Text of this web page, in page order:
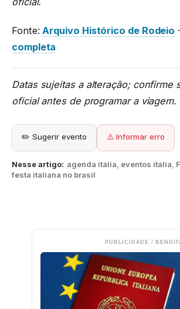
Fonte:Arquivo Histórico de Rodeio ·
completa
Datas sujeitas a alteração; confirme
oficial antes de programar a viagem.
✏️ Sugerir evento ⚠️ Informar erro
Nesse artigo: agenda itália, eventos itália,
festa italiana no brasil
PUBLICIDADE /